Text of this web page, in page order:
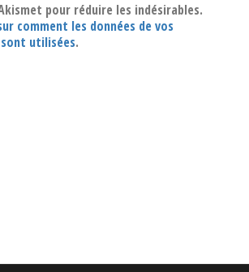
pour réduire les indésirables.
comment les données de vos
utilisées.